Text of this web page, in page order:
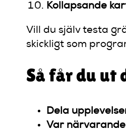
Kollapsande
Vill du själv testa
skickligt som
Så får du ut
Dela
Var